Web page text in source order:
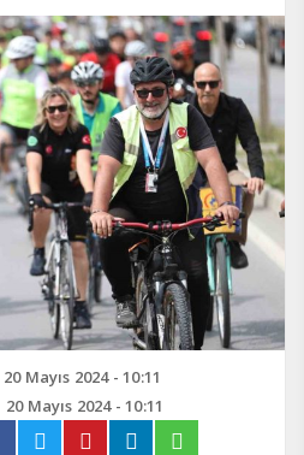
20 Mayıs 2024 - 10:11
20 Mayıs 2024 - 10:11